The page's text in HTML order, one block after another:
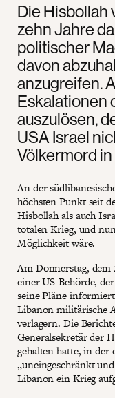
Die Hisbollah
zehn Jahre
politischer
davon
anzugreifen.
Eskalationen
auszulösen,
USA Israel
Völkermord
An der
höchsten Punkt seit
Hisbollah als auch
totalen Krieg, und
Möglichkeit wäre.
Am Donnerstag,
einer US-Behörde,
seine Pläne
Libanon militärische
verlagern. Die
Generalsekretär der
gehalten hatte, in der
„uneingeschränkt
Libanon ein Krieg